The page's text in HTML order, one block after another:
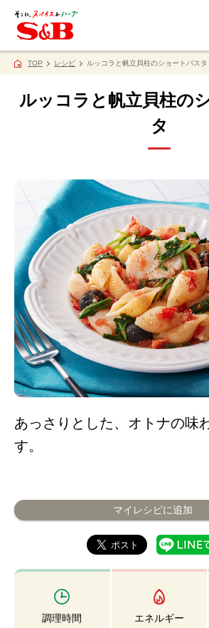
TOP レシピ ルッコラと帆立貝柱のショートパスタ
ルッコラと帆立貝柱の
タ
あっさりとした、オトナの味
す。
マイレシピに追加
調理時間 エネルギー